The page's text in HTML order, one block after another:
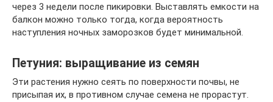
через 3 недели после пикировки. Выставлять емкости на
балкон можно только тогда, когда вероятность
наступления ночных заморозков будет минимальной.
Петуния: выращивание из семян
Эти растения нужно сеять по поверхности почвы, не
присыпая их, в противном случае семена не прорастут.